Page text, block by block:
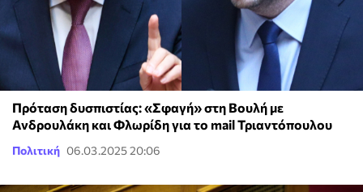
Πρόταση δυσπιστίας: «Σφαγή» στη Βουλή με
Ανδρουλάκη και Φλωρίδη για το mail Τριαντόπουλου
Πολιτική 06.03.2025 20:06